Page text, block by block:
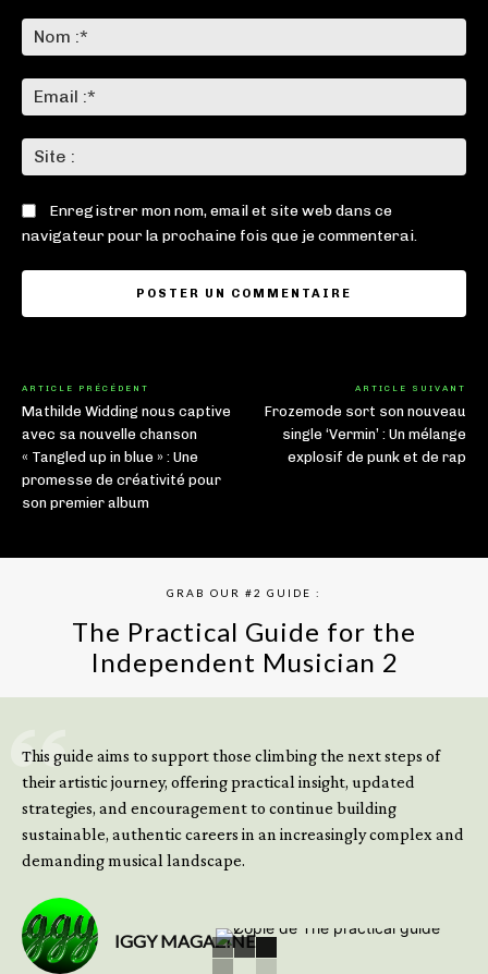
:*
:*
:
Enregistrer mon nom, email et site web dans ce
navigateur pour la prochaine fois que je commenterai.
ARTICLE PRÉCÉDENT
Mathilde Widding nous captive
avec sa nouvelle chanson
« Tangled up in blue » : Une
promesse de créativité pour
son premier album
ARTICLE SUIVANT
Frozemode sort son nouveau
single ‘Vermin’ : Un mélange
explosif de punk et de rap
GRAB OUR #2 GUIDE :
The Practical Guide for the
Independent Musician 2
This guide aims to support those climbing the next steps of
their artistic journey, offering practical insight, updated
strategies, and encouragement to continue building
sustainable, authentic careers in an increasingly complex and
demanding musical landscape.
IGGY MAGAZINE